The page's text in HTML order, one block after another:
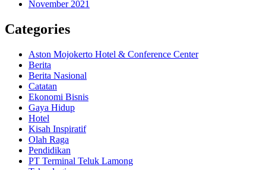
November 2021
Categories
Aston Mojokerto Hotel & Conference Center
Berita
Berita Nasional
Catatan
Ekonomi Bisnis
Gaya Hidup
Hotel
Kisah Inspiratif
Olah Raga
Pendidikan
PT Terminal Teluk Lamong